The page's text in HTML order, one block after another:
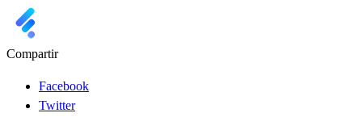
Compartir
Facebook
Twitter